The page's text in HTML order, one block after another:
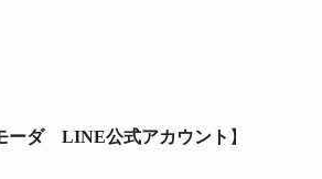
ーダ LINE公式アカウント 】